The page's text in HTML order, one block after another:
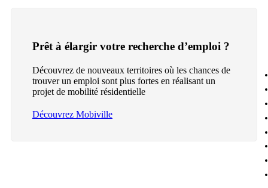
Prêt à élargir votre recherche d’emploi ?
Découvrez de nouveaux territoires où les chances de
trouver un emploi sont plus fortes en réalisant un
projet de mobilité résidentielle
Découvrez Mobiville